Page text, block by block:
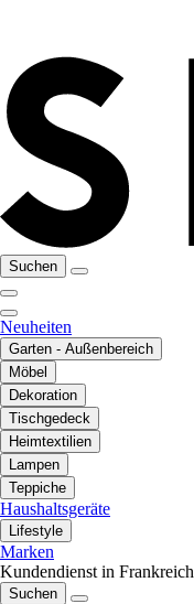
Suchen
Neuheiten
Garten - Außenbereich
Möbel
Dekoration
Tischgedeck
Heimtextilien
Lampen
Teppiche
Haushaltsgeräte
Lifestyle
Marken
Kundendienst in Frankreich
Suchen